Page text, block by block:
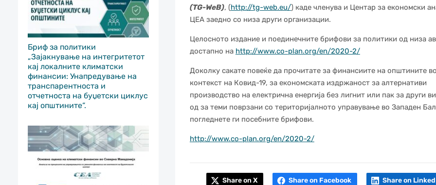
Бриф за политики
„Зајакнување на интегритетот
кај локалните климатски
финансии: Унапредување на
транспарентноста и
отчетноста на буџетски циклус
кај општините“.
(TG-WeB), (http://tg-web.eu/) каде членува и Центар за економски
ЦЕА заедно со низа други организации.
Целосното издание и поединечните брифови за политики од низа
достапно на http://www.co-plan.org/en/2020-2/
Доколку сакате повеќе да прочитате за финансиите на општините
контекст на Ковид-19, за економската издржаност за алтернативи
производство на електрична енергија без лигнит или пак за други
од за теми поврзани со територијалното управување во Западен
погледнете ги посебните брифови.
http://www.co-plan.org/en/2020-2/
Share on X Share on Facebook Share on